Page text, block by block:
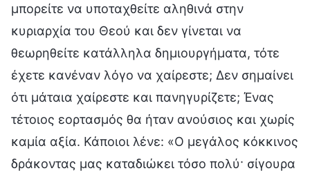
μπορείτε να υποταχθείτε αληθινά στην
κυριαρχία του Θεού και δεν γίνεται να
θεωρηθείτε κατάλληλα δημιουργήματα, τότε
έχετε κανέναν λόγο να χαίρεστε; Δεν σημαίνει
ότι μάταια χαίρεστε και πανηγυρίζετε; Ένας
τέτοιος εορτασμός θα ήταν ανούσιος και χωρίς
καμία αξία. Κάποιοι λένε: «Ο μεγάλος κόκκινος
δράκοντας μας καταδιώκει τόσο πολύ· σίγουρα